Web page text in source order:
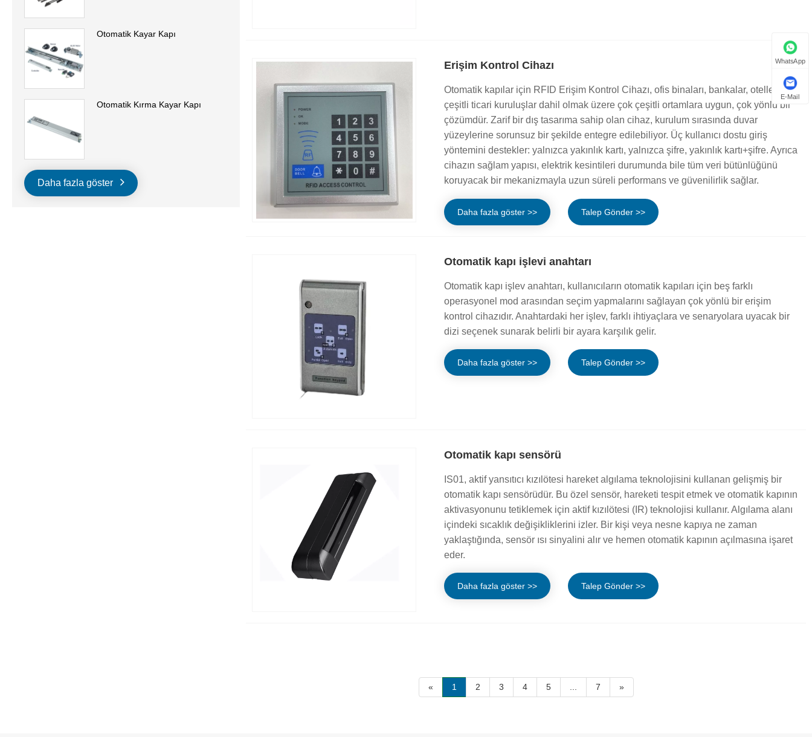
Otomatik Kayar Kapı
Otomatik Kırma Kayar Kapı
Daha fazla göster
Erişim Kontrol Cihazı
Otomatik kapılar için RFID Erişim Kontrol Cihazı, ofis binaları, bankalar, oteller ve
çeşitli ticari kuruluşlar dahil olmak üzere çok çeşitli ortamlara uygun, çok yönlü bir
çözümdür. Zarif bir dış tasarıma sahip olan cihaz, kurulum sırasında duvar
yüzeylerine sorunsuz bir şekilde entegre edilebiliyor. Üç kullanıcı dostu giriş
yöntemini destekler: yalnızca yakınlık kartı, yalnızca şifre, yakınlık kartı+şifre. Ayrıca
cihazın sağlam yapısı, elektrik kesintileri durumunda bile tüm veri bütünlüğünü
koruyacak bir mekanizmayla uzun süreli performans ve güvenilirlik sağlar.
Daha fazla göster >> Talep Gönder >>
Otomatik kapı işlevi anahtarı
Otomatik kapı işlev anahtarı, kullanıcıların otomatik kapıları için beş farklı
operasyonel mod arasından seçim yapmalarını sağlayan çok yönlü bir erişim
kontrol cihazıdır. Anahtardaki her işlev, farklı ihtiyaçlara ve senaryolara uyacak bir
dizi seçenek sunarak belirli bir ayara karşılık gelir.
Daha fazla göster >> Talep Gönder >>
Otomatik kapı sensörü
IS01, aktif yansıtıcı kızılötesi hareket algılama teknolojisini kullanan gelişmiş bir
otomatik kapı sensörüdür. Bu özel sensör, hareketi tespit etmek ve otomatik kapının
aktivasyonunu tetiklemek için aktif kızılötesi (IR) teknolojisi kullanır. Algılama alanı
içindeki sıcaklık değişikliklerini izler. Bir kişi veya nesne kapıya ne zaman
yaklaştığında, sensör ısı sinyalini alır ve hemen otomatik kapının açılmasına işaret
eder.
Daha fazla göster >> Talep Gönder >>
« 1 2 3 4 5 7 »
WhatsApp
E-Mail